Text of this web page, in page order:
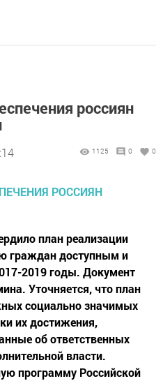
россиян
1125 0 0
план реализации
граждан доступным и
2019 годы. Документ
Уточняется, что план
социально значимых
их достижения,
об ответственных
власти.
программу Российской